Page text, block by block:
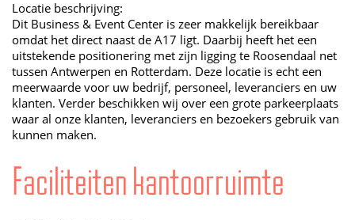
Locatie beschrijving:
Dit Business & Event Center is zeer makkelijk bereikbaar
omdat het direct naast de A17 ligt. Daarbij heeft het een
uitstekende positionering met zijn ligging te Roosendaal net
tussen Antwerpen en Rotterdam. Deze locatie is echt een
meerwaarde voor uw bedrijf, personeel, leveranciers en uw
klanten. Verder beschikken wij over een grote parkeerplaats
waar al onze klanten, leveranciers en bezoekers gebruik van
kunnen maken.
Faciliteiten kantoorruimte